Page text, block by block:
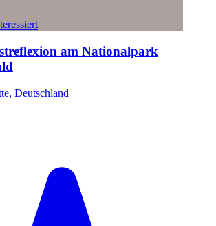
am Nationalpark
Deutschland